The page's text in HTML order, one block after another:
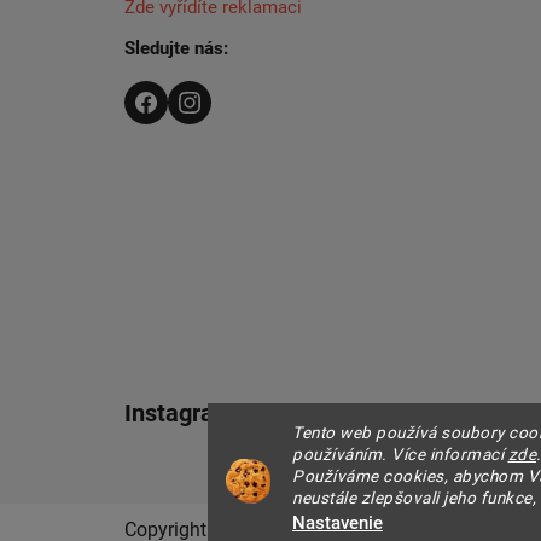
Tento web používá soubory
používáním. Více informacízde.
Používáme cookies, abychom
neustále zlepšovali jeho
Nastavenie
Zde vyřídíte reklamaci
Sledujte nás:
Instagram
Copyright 2026 IR THERMIC s.r.o. | IRT